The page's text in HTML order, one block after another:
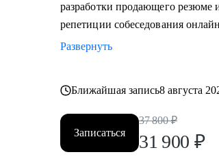
разработки продающего резюме
репетиции собеседования
Развернуть
Ближайшая запись8 августа
Записаться
37 800 ₽
31 900 ₽